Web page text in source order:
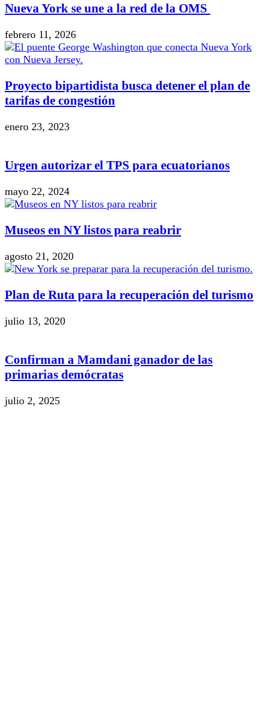
Nueva York se une a la red de la OMS
febrero 11, 2026
Proyecto bipartidista busca detener el plan de
tarifas de congestión
enero 23, 2023
Urgen autorizar el TPS para ecuatorianos
mayo 22, 2024
Museos en NY listos para reabrir
agosto 21, 2020
Plan de Ruta para la recuperación del turismo
julio 13, 2020
Confirman a Mamdani ganador de las
primarias demócratas
julio 2, 2025